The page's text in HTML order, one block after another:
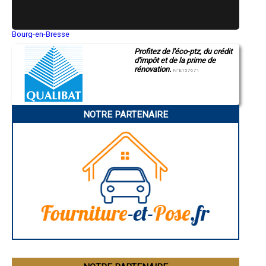
- Entreprise de rénovation immobilière à Richerenches
- Entreprise de rénovation immobilière à Puget
- Entreprise de rénovation immobilière à Villars
- Entreprise de rénovation immobilière à Rustrel
- Entreprise de rénovation immobilière à Puyvert
- Entreprise de rénovation immobilière à Fontaine-de-Vaucluse
- Entreprise de rénovation immobilière à La Bastidonne
- Entreprise de rénovation immobilière à Travaillan
- Entreprise de rénovation immobilière à Puyméras
- Entreprise de rénovation immobilière à Peypin-d'Aigues
- Entreprise de rénovation immobilière à Le Barroux
- Entreprise de rénovation immobilière à Viens
- Entreprise de rénovation immobilière à Gigondas
- Entreprise de rénovation immobilière à Roaix
- Entreprise de rénovation immobilière à Vaugines
- Entreprise de rénovation immobilière à Saint-Pierre-de-Vassols
- Entreprise de rénovation immobilière à Villedieu
- Entreprise de rénovation immobilière à Crestet
- Entreprise de rénovation immobilière à Modène
Bourg-en-Bresse
Montluçon
Manosque
Gap
Charleville-Mézières
Pamiers
Narbonne
Saint-Brieuc
Besançon
Évreux
Profitez de l'éco-ptz, du crédit
d'impôt et de la prime de
rénovation. N°E157671
NOTRE PARTENAIRE